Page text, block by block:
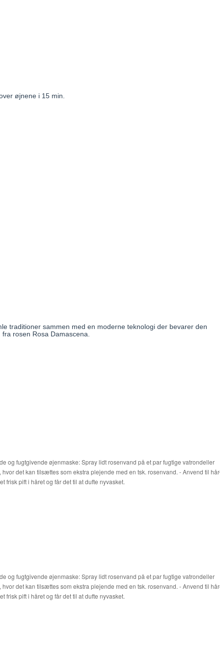
øjnene i 15 min.
traditioner sammen med en moderne teknologi der bevarer den
rosen Rosa Damascena.
og fugtgivende øjenmaske: Spray lidt rosenvand på et par fugtige vatrondeller
det kan tilsættes som ekstra plejende med en tsk. rosenvand. - Anvend til
pift i håret og får det til at dufte nyvasket.
og fugtgivende øjenmaske: Spray lidt rosenvand på et par fugtige vatrondeller
det kan tilsættes som ekstra plejende med en tsk. rosenvand. - Anvend til
pift i håret og får det til at dufte nyvasket.